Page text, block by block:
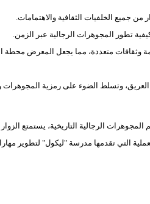
تطور المجوهرات الرجالية عبر الزمن.
متعددة، مما يجعل المعرض محطة
وتسلط الضوء على رمزية المجوهرات
الرجالية التاريخية، يستمتع
التي تقدمها مدرسة "ليكول" لتطوير